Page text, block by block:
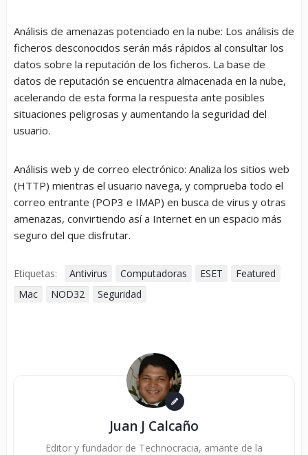
Análisis de amenazas potenciado en la nube: Los análisis de
ficheros desconocidos serán más rápidos al consultar los
datos sobre la reputación de los ficheros. La base de
datos de reputación se encuentra almacenada en la nube,
acelerando de esta forma la respuesta ante posibles
situaciones peligrosas y aumentando la seguridad del
usuario.
Análisis web y de correo electrónico: Analiza los sitios web
(HTTP) mientras el usuario navega, y comprueba todo el
correo entrante (POP3 e IMAP) en busca de virus y otras
amenazas, convirtiendo así a Internet en un espacio más
seguro del que disfrutar.
Etiquetas: Antivirus Computadoras ESET
Featured
Mac
NOD32 Seguridad
Juan J Calcaño
Editor y fundador de Technocracia, amante de la